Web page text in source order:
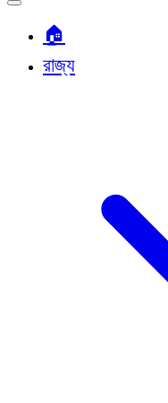
🏠︎
রাজ্য